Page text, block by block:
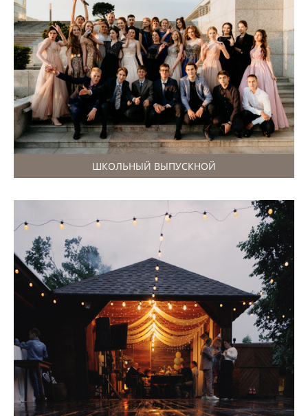
ШКОЛЬНЫЙ ВЫПУСКНОЙ